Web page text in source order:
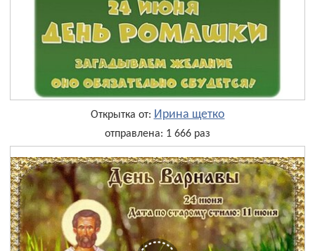
Открытка от: Ирина щетко
отправлена: 1 666 раз